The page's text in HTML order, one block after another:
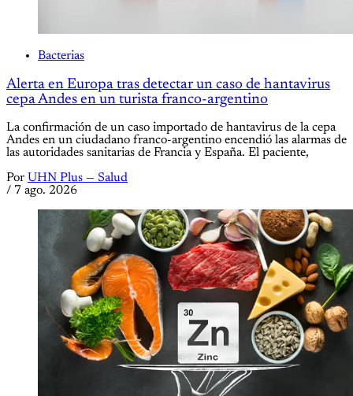
Bacterias
Alerta en Europa tras detectar un caso de hantavirus
cepa Andes en un turista franco-argentino
La confirmación de un caso importado de hantavirus de la cepa
Andes en un ciudadano franco-argentino encendió las alarmas de
las autoridades sanitarias de Francia y España. El paciente,
Por UHN Plus — Salud
/ 7 ago. 2026